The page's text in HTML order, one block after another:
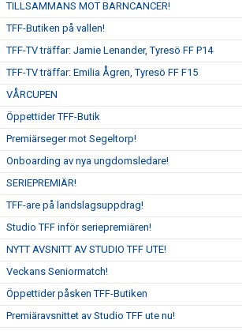
TILLSAMMANS MOT BARNCANCER!
TFF-Butiken på vallen!
TFF-TV träffar: Jamie Lenander, Tyresö FF P14
TFF-TV träffar: Emilia Ågren, Tyresö FF F15
VÅRCUPEN
Öppettider TFF-Butik
Premiärseger mot Segeltorp!
Onboarding av nya ungdomsledare!
SERIEPREMIÄR!
TFF-are på landslagsuppdrag!
Studio TFF inför seriepremiären!
NYTT AVSNITT AV STUDIO TFF UTE!
Veckans Seniormatch!
Öppettider påsken TFF-Butiken
Premiäravsnittet av Studio TFF ute nu!